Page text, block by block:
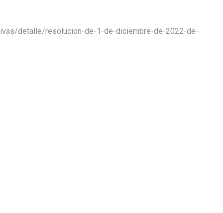
detalle/resolucion-de-1-de-diciembre-de-2022-de-